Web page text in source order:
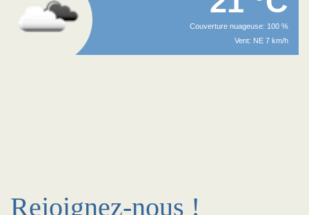
Couverture nuageuse: 100 %
Vent: NE 7 km/h
Rejoignez-nous !